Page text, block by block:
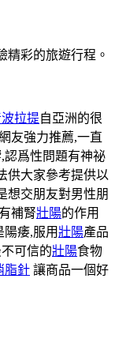
彩的旅遊行程。
拉提自亞洲的很
友強力推薦,一直
認爲性問題有神祕
供大家參考提供以
想交朋友對男性朋
補腎壯陽的作用
痿,服用壯陽產品
可信的壯陽食物
脂針 讓商品一個好